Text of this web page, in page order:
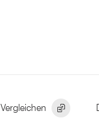
Vergleichen